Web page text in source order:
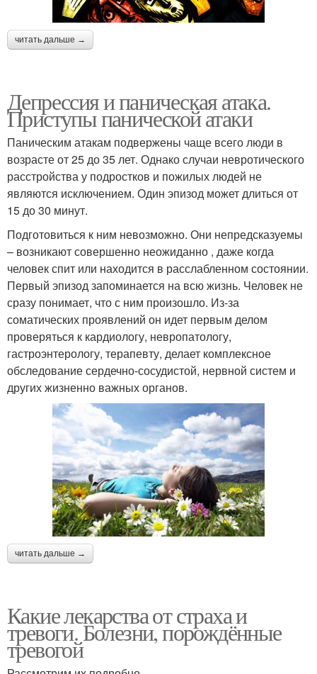
читать дальше →
Депрессия и паническая атака.
Приступы панической атаки
Паническим атакам подвержены чаще всего люди в
возрасте от 25 до 35 лет. Однако случаи невротического
расстройства у подростков и пожилых людей не
являются исключением. Один эпизод может длиться от
15 до 30 минут.
Подготовиться к ним невозможно. Они непредсказуемы
– возникают совершенно неожиданно , даже когда
человек спит или находится в расслабленном состоянии.
Первый эпизод запоминается на всю жизнь. Человек не
сразу понимает, что с ним произошло. Из-за
соматических проявлений он идет первым делом
проверяться к кардиологу, невропатологу,
гастроэнтерологу, терапевту, делает комплексное
обследование сердечно-сосудистой, нервной систем и
других жизненно важных органов.
читать дальше →
Какие лекарства от страха и
тревоги. Болезни, порождённые
тревогой